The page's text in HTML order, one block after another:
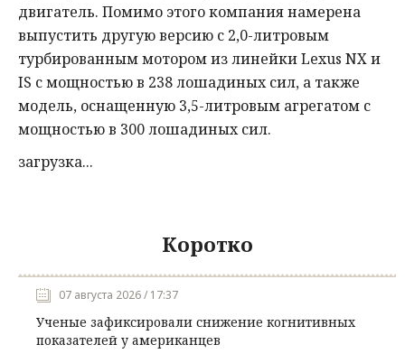
двигатель. Помимо этого компания намерена
выпустить другую версию с 2,0-литровым
турбированным мотором из линейки Lexus NX и
IS с мощностью в 238 лошадиных сил, а также
модель, оснащенную 3,5-литровым агрегатом с
мощностью в 300 лошадиных сил.
загрузка...
Коротко
07 августа 2026 / 17:37
Ученые зафиксировали снижение когнитивных
показателей у американцев